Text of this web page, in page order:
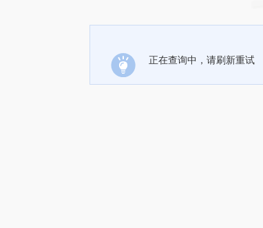
正在查询中，请刷新重试